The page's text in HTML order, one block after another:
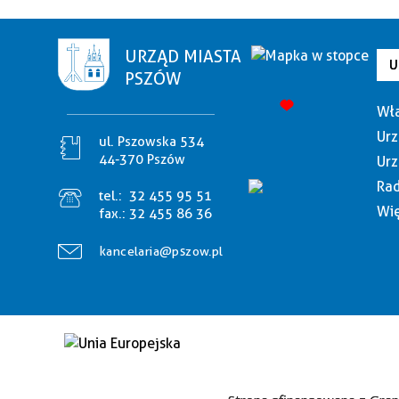
URZĄD MIASTA
PSZÓW
ul. Pszowska 534
44-370 Pszów
tel.: 32 455 95 51
fax.: 32 455 86 36
kancelaria@pszow.pl